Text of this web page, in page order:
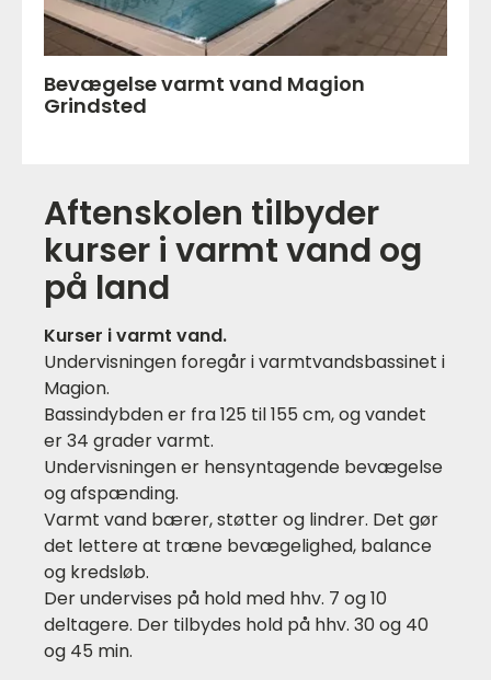
Bevægelse varmt vand Magion
Grindsted
Aftenskolen tilbyder
kurser i varmt vand og
på land
Kurser i varmt vand.
Undervisningen foregår i varmtvandsbassinet i
Magion.
Bassindybden er fra 125 til 155 cm, og vandet
er 34 grader varmt.
Undervisningen er hensyntagende bevægelse
og afspænding.
Varmt vand bærer, støtter og lindrer. Det gør
det lettere at træne bevægelighed, balance
og kredsløb.
Der undervises på hold med hhv. 7 og 10
deltagere. Der tilbydes hold på hhv. 30 og 40
og 45 min.